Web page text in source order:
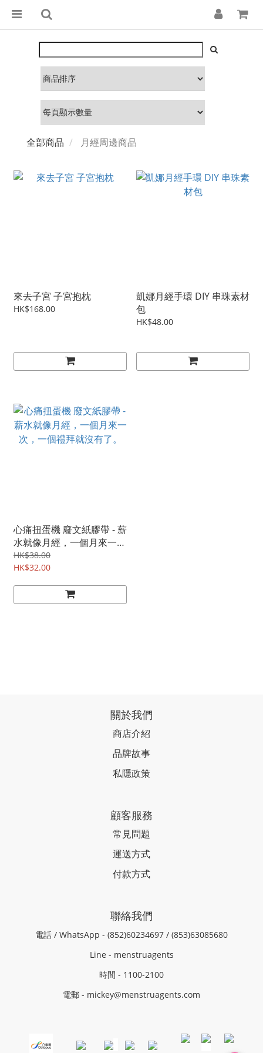
全部商品 月經周邊商品
來去子宮 子宮抱枕
HK$168.00
凱娜月經手環 DIY 串珠素材
包
HK$48.00
心痛扭蛋機 廢文紙膠帶 - 薪
水就像月經，一個月來一
次，一個禮拜就沒有了。
HK$38.00
HK$32.00
關於我們
商店介紹
品牌故事
私隱政策
顧客服務
常見問題
運送方式
付款方式
聯絡我們
電話 / WhatsApp - (852)60234697 / (853)63085680
Line - menstruagents
時間 - 1100-2100
電郵 - mickey@menstruagents.com